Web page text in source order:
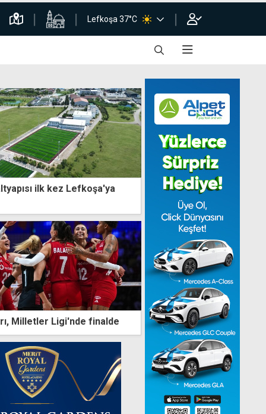
Lefkoşa 37°C
ilk kez Lefkoşa'ya
Milletler Ligi'nde finalde